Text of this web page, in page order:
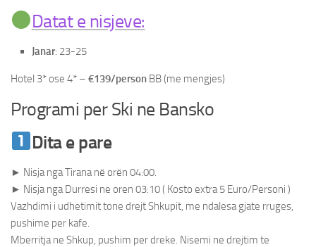
Datat e nisjeve:
Janar: 23-25
Hotel 3* ose 4* – €139/person BB (me mengjes)
Programi per Ski ne Bansko
Dita e pare
► Nisja nga Tirana në orën 04:00.
► Nisja nga Durresi ne oren 03:10 ( Kosto extra 5 Euro/Personi )
Vazhdimi i udhetimit tone drejt Shkupit, me ndalesa gjate rruges,
pushime per kafe.
Mberritja ne Shkup, pushim per dreke. Nisemi ne drejtim te